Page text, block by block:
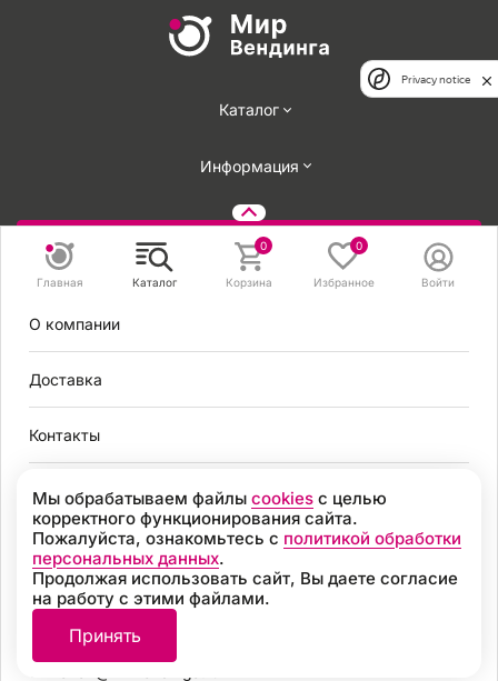
Главная Каталог
0
Корзина
0
Избранное Войти
О компании
Доставка
Контакты
Условия оплаты
Москва
8 495 131 56 78
8 800 301 56 78
Мы обрабатываем файлы cookies с целью
корректного функционирования сайта.
Пожалуйста, ознакомьтесь с политикой обработки
персональных данных.
Продолжая использовать сайт, Вы даете согласие
на работу с этими файлами.
Принять
Каталог
Информация
Задать вопрос
Политика обработки персональных данных
Согласие на получение рекламных рассылок
Пользовательское соглашение
Политика обработки файлов cookie
Разработка
© 2026, «МИР ВЕНДИНГА» Все права защищены
Privacy notice